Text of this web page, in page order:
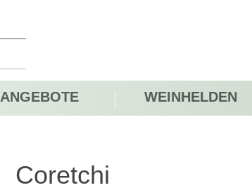
ANGEBOTE WEINHELDEN
Coretchi